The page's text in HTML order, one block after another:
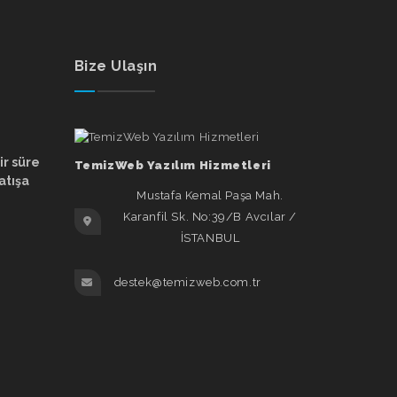
süre
Bize Ulaşın
TemizWeb Yazılım Hizmetleri
Mustafa Kemal Paşa Mah.
Karanfil Sk. No:39/B Avcılar /
İSTANBUL
destek@temizweb.com.tr